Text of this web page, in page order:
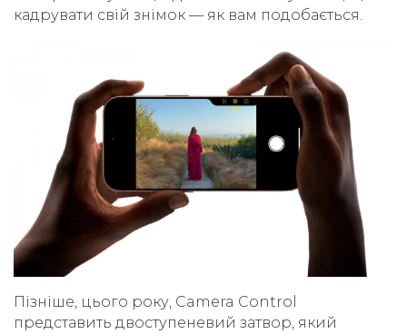
кадрувати свій знімок — як вам подобається.
Пізніше, цього року, Camera Control
представить двоступеневий затвор, який